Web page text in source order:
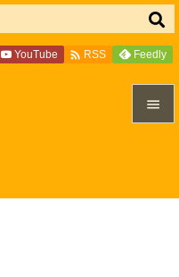

YouTube  RSS Feedly